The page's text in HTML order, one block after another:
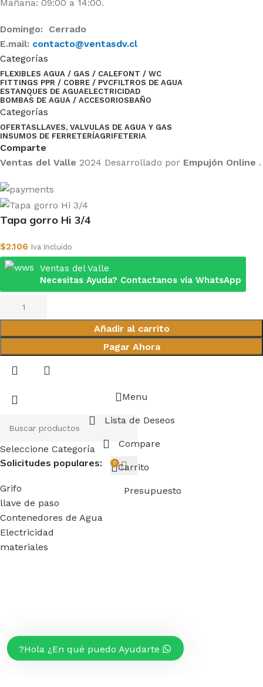
Mañana: 09:00 a 14:00.
Domingo: Cerrado
E.mail: contacto@ventasdv.cl
Categorías
FLEXIBLES AGUA / GAS / CALEFONT / WC
FITTINGS PPR / COBRE / PVCFILTROS DE AGUA
ESTANQUES DE AGUAELECTRICIDAD
BOMBAS DE AGUA / ACCESORIOSBAÑO
Categorías
OFERTASLLAVES, VALVULAS DE AGUA Y GAS
INSUMOS DE FERRETERÍAGRIFETERIA
Comparte
Ventas del Valle 2024 Desarrollado por Empujón Online .
Tapa gorro Hi 3/4
$2.106 Iva Incluido
Ventas del Valle
Necesitas Ayuda? Contactanos via WhatsApp
Añadir al carrito
Pagar Ahora
Seleccione Categoría
Solicitudes populares:
Grifo
llave de paso
Contenedores de Agua
Electricidad
materiales
Hola ¿En qué puedo Ayudarte?
Menu
Lista de Deseos
Compare
0 Carrito
Presupuesto